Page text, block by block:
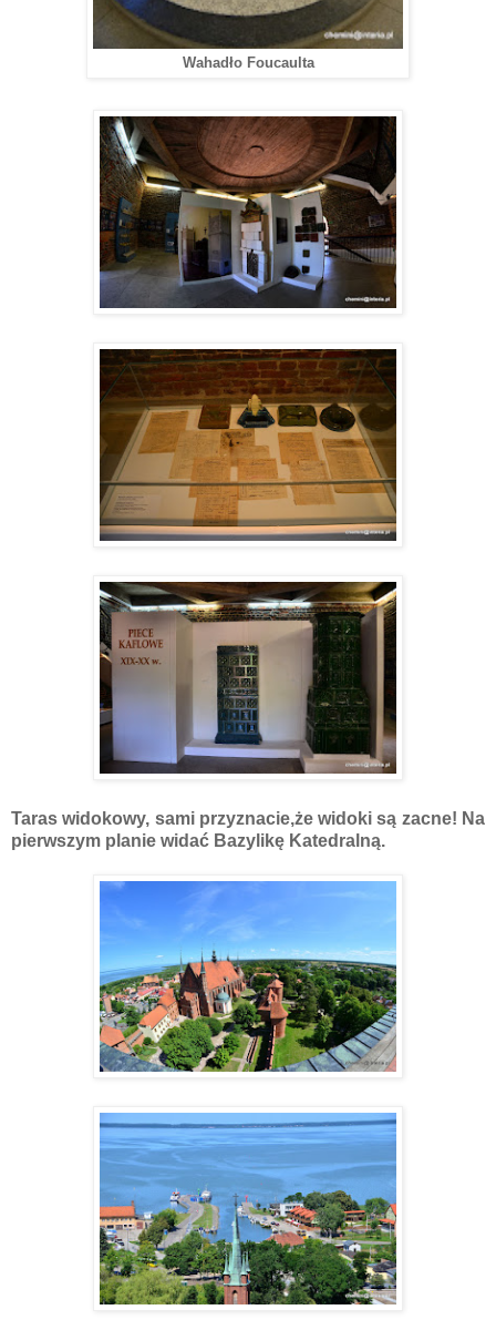
Wahadło Foucaulta
Taras widokowy, sami przyznacie,że widoki są zacne! Na
pierwszym planie widać Bazylikę Katedralną.